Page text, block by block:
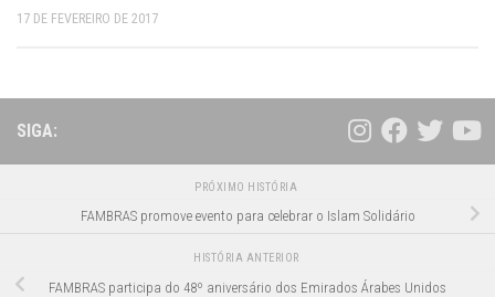
17 DE FEVEREIRO DE 2017
SIGA:
PRÓXIMO HISTÓRIA
FAMBRAS promove evento para celebrar o Islam Solidário
HISTÓRIA ANTERIOR
FAMBRAS participa do 48º aniversário dos Emirados Árabes Unidos